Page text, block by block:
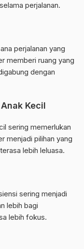
perjalanan.
perjalanan yang
memberi ruang yang
dengan
Kecil
sering memerlukan
menjadi pilihan yang
lebih leluasa.
sering menjadi
lebih bagi
lebih fokus.